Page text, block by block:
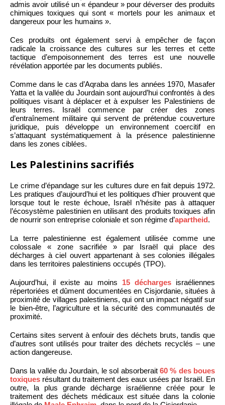
admis avoir utilisé un « épandeur » pour déverser des produits
chimiques toxiques qui sont « mortels pour les animaux et
dangereux pour les humains ».
Ces produits ont également servi à empêcher de façon
radicale la croissance des cultures sur les terres et cette
tactique d’empoisonnement des terres est une nouvelle
révélation apportée par les documents publiés.
Comme dans le cas d’Aqraba dans les années 1970, Masafer
Yatta et la vallée du Jourdain sont aujourd’hui confrontés à des
politiques visant à déplacer et à expulser les Palestiniens de
leurs terres. Israël commence par créer des zones
d’entraînement militaire qui servent de prétendue couverture
juridique, puis développe un environnement coercitif en
s’attaquant systématiquement à la présence palestinienne
dans les zones ciblées.
Les Palestinins sacrifiés
Le crime d’épandage sur les cultures dure en fait depuis 1972.
Les pratiques d’aujourd’hui et les politiques d’hier prouvent que
lorsque tout le reste échoue, Israël n’hésite pas à attaquer
l’écosystème palestinien en utilisant des produits toxiques afin
de nourrir son entreprise coloniale et son régime d’apartheid.
La terre palestinienne est également utilisée comme une
colossale « zone sacrifiée » par Israël qui place des
décharges à ciel ouvert appartenant à ses colonies illégales
dans les territoires palestiniens occupés (TPO).
Aujourd’hui, il existe au moins 15 déchargesisraéliennes
répertoriées et dûment documentées en Cisjordanie, situées à
proximité de villages palestiniens, qui ont un impact négatif sur
le bien-être, l’agriculture et la sécurité des communautés de
proximité.
Certains sites servent à enfouir des déchets bruts, tandis que
d’autres sont utilisés pour traiter des déchets recyclés – une
action dangereuse.
Dans la vallée du Jourdain, le sol absorberait 60 % des boues
toxiques résultant du traitement des eaux usées par Israël. En
outre, la plus grande décharge israélienne créée pour le
traitement des déchets médicaux est située dans la colonie